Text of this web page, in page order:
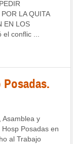
LA QUITA
EN LOS
conflic ...
Asamblea y
Posadas en
al Trabajo